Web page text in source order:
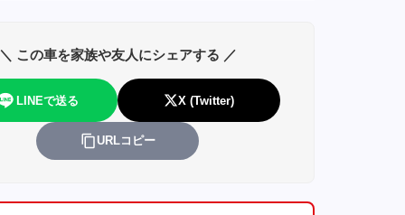
＼ この車を家族や友人にシェアする ／
LINEで送る X (Twitter)
URLコピー